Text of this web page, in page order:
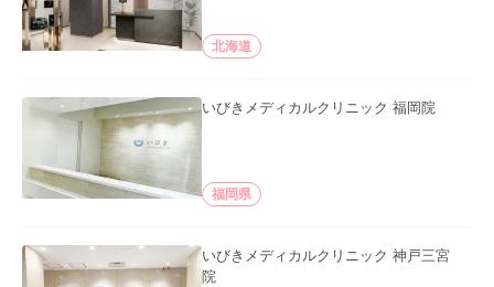
北海道
いびきメディカルクリニック 福岡院
福岡県
いびきメディカルクリニック 神戸三宮
院